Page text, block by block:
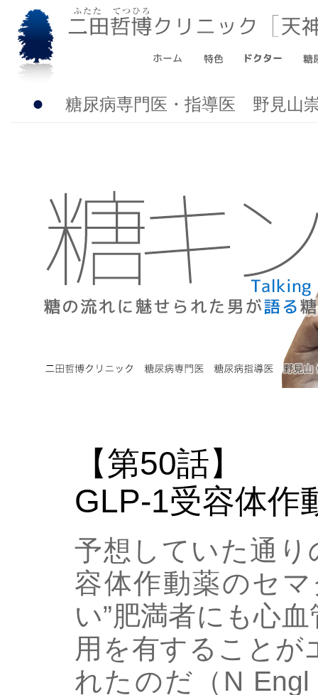
● 糖尿病専門医・指導医 野見山
【第50話】
GLP-1受容体作
予想していた通り
容体作動薬のセ
い”肥満者にも心
用を有することが
れたのだ（N